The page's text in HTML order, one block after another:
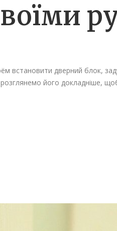
встановити дверний блок,
його докладніше,